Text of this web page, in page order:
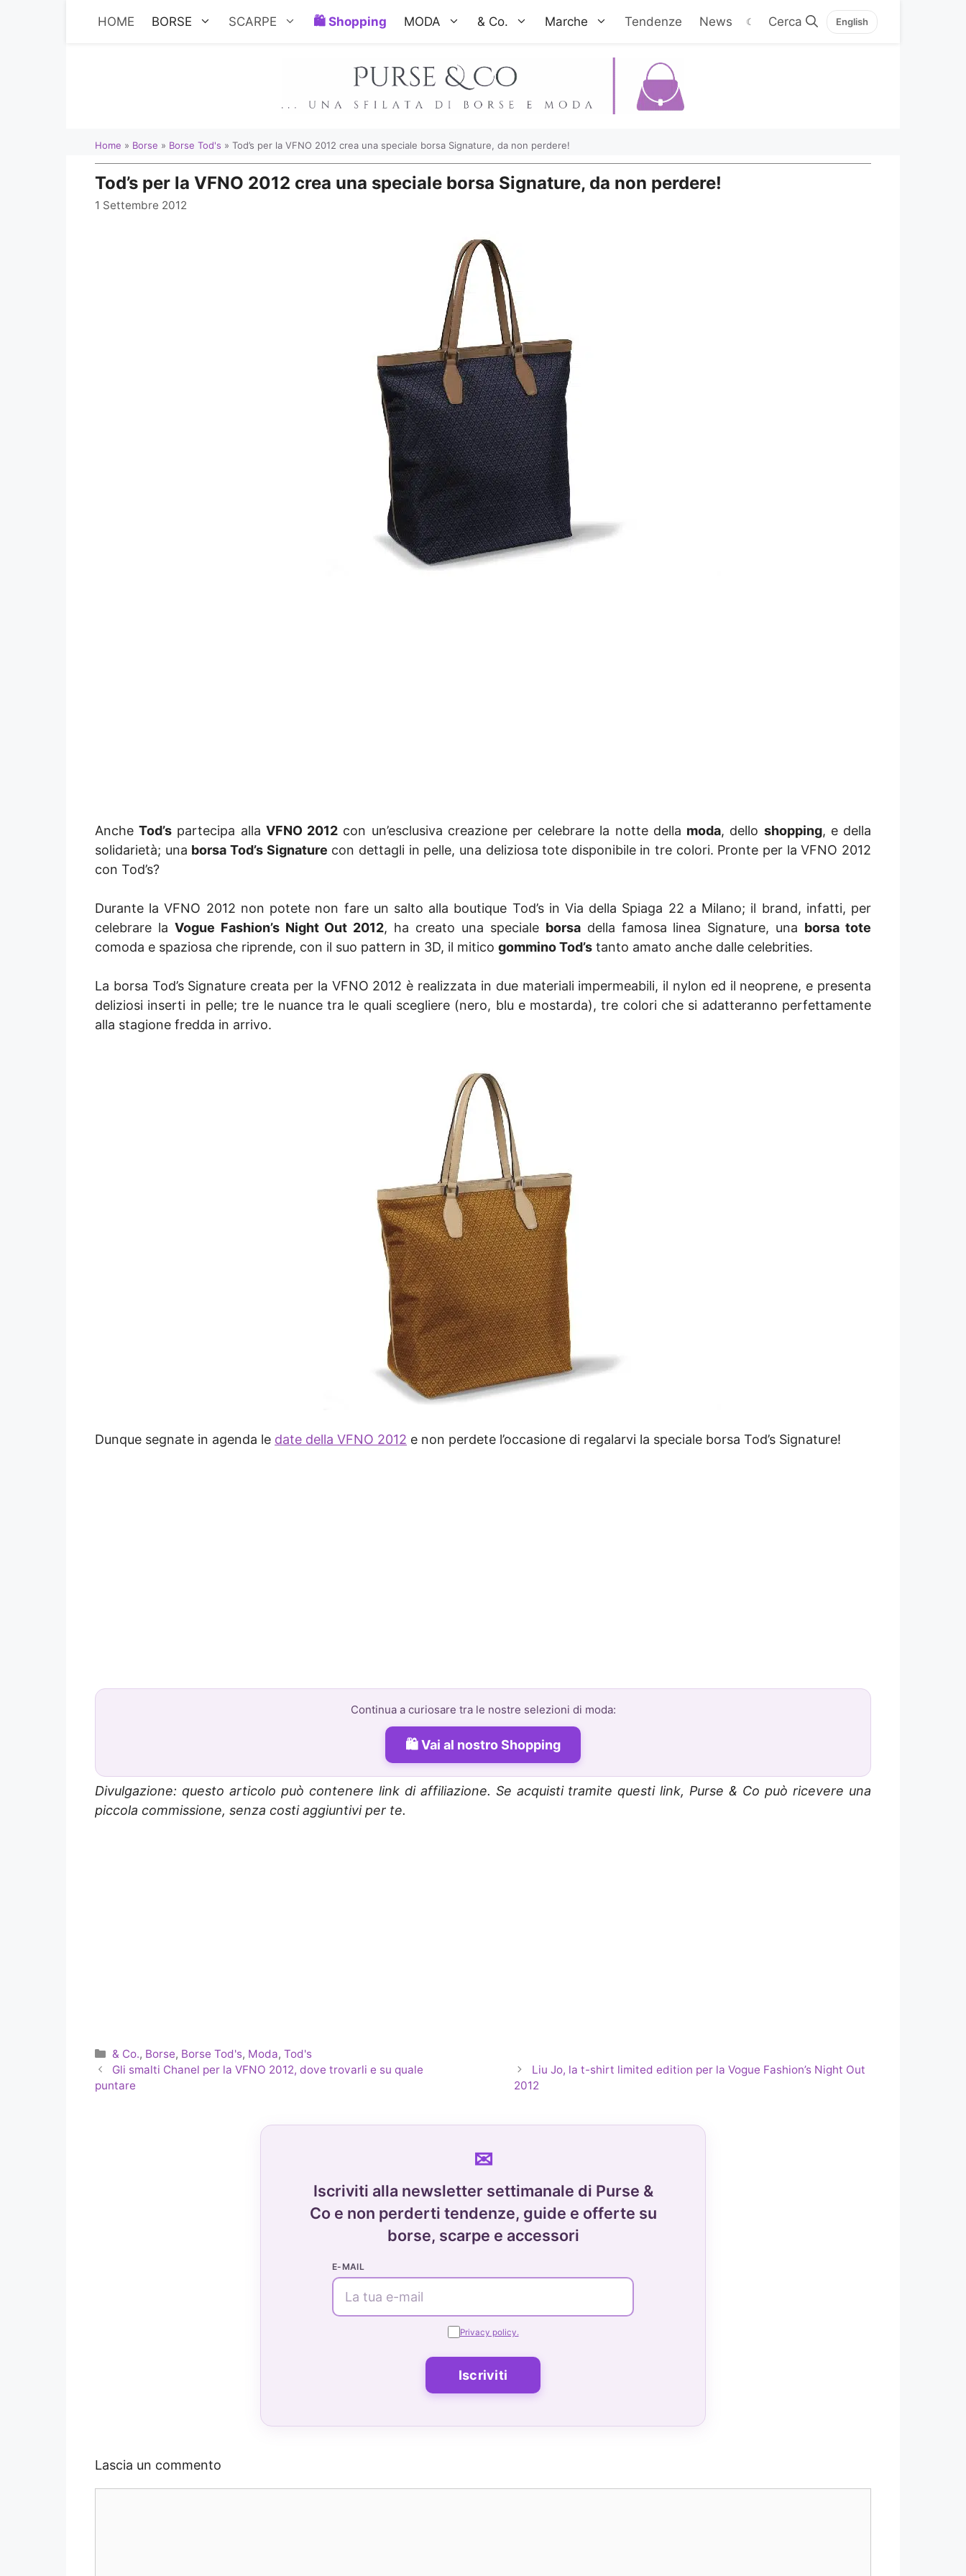
HOME BORSE SCARPE Shopping MODA & Co. Marche Tendenze News ☾ English
Home » Borse » Borse Tod's » Tod’s per la VFNO 2012 crea una speciale borsa Signature, da non perdere!
Tod’s per la VFNO 2012 crea una speciale borsa Signature, da non perdere!
1 Settembre 2012
AncheTod’s partecipa alla VFNO 2012 con un’esclusiva creazione per celebrare la notte della moda, dello shopping, e della
solidarietà; una borsa Tod’s Signature con dettagli in pelle, una deliziosa tote disponibile in tre colori. Pronte per la VFNO 2012
con Tod’s?
Durante la VFNO 2012 non potete non fare un salto alla boutique Tod’s in Via della Spiaga 22 a Milano; il brand, infatti, per
celebrare la Vogue Fashion’s Night Out 2012, ha creato una speciale borsadella famosa linea Signature, una borsa tote
comoda e spaziosa che riprende, con il suo pattern in 3D, il mitico gommino Tod’s tanto amato anche dalle celebrities.
La borsa Tod’s Signature creata per la VFNO 2012 è realizzata in due materiali impermeabili, il nylon ed il neoprene, e presenta
deliziosi inserti in pelle; tre le nuance tra le quali scegliere (nero, blu e mostarda), tre colori che si adatteranno perfettamente
alla stagione fredda in arrivo.
Dunque segnate in agenda le date della VFNO 2012 e non perdete l’occasione di regalarvi la speciale borsa Tod’s Signature!
Continua a curiosare tra le nostre selezioni di moda:
Vai al nostro Shopping
Divulgazione: questo articolo può contenere link di affiliazione. Se acquisti tramite questi link, Purse & Co può ricevere una
piccola commissione, senza costi aggiuntivi per te.
Categorie
& Co., Borse, Borse Tod's, Moda,Tod's
Gli smalti Chanel per la VFNO 2012, dove trovarli e su quale
puntare
Liu Jo, la t-shirt limited edition per la Vogue Fashion’s Night Out
2012
Iscriviti alla newsletter settimanale di Purse &
Co e non perderti tendenze, guide e offerte su
borse, scarpe e accessori
E-MAIL
Privacy policy.
Lascia un commento